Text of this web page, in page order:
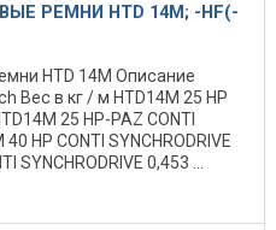
РЕМНИ HTD 14M; -HF(-
HTD 14M Описание
Вес в кг / м HTD14M 25 HP
25 HP-PAZ CONTI
HP CONTI SYNCHRODRIVE
SYNCHRODRIVE 0,453 ...